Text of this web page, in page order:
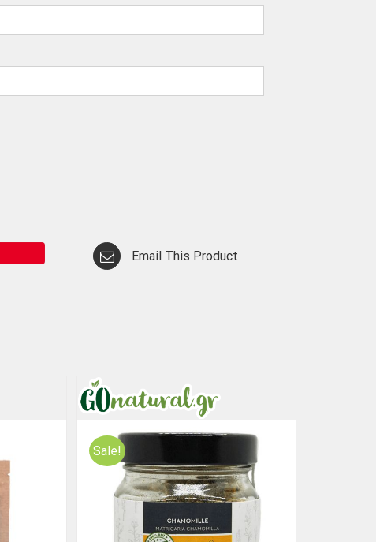
Email This Product
Sale!